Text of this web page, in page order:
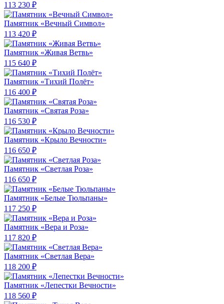
113 230 ₽
Памятник «Вечный Символ»
113 420 ₽
Памятник «Живая Ветвь»
115 640 ₽
Памятник «Тихий Полёт»
116 400 ₽
Памятник «Святая Роза»
116 530 ₽
Памятник «Крыло Вечности»
116 650 ₽
Памятник «Светлая Роза»
116 650 ₽
Памятник «Белые Тюльпаны»
117 250 ₽
Памятник «Вера и Роза»
117 820 ₽
Памятник «Светлая Вера»
118 200 ₽
Памятник «Лепестки Вечности»
118 560 ₽